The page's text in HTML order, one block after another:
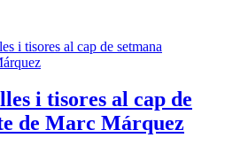
i tisores al cap de
de Marc Márquez